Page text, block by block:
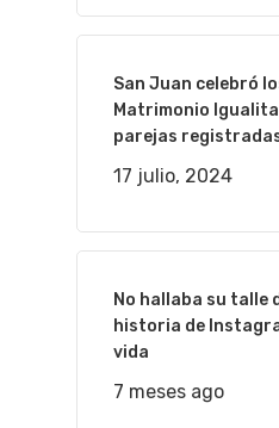
San Juan celebró
Matrimonio
parejas
17 julio, 2024
No hallaba su talle
historia de
vida
7 meses ago